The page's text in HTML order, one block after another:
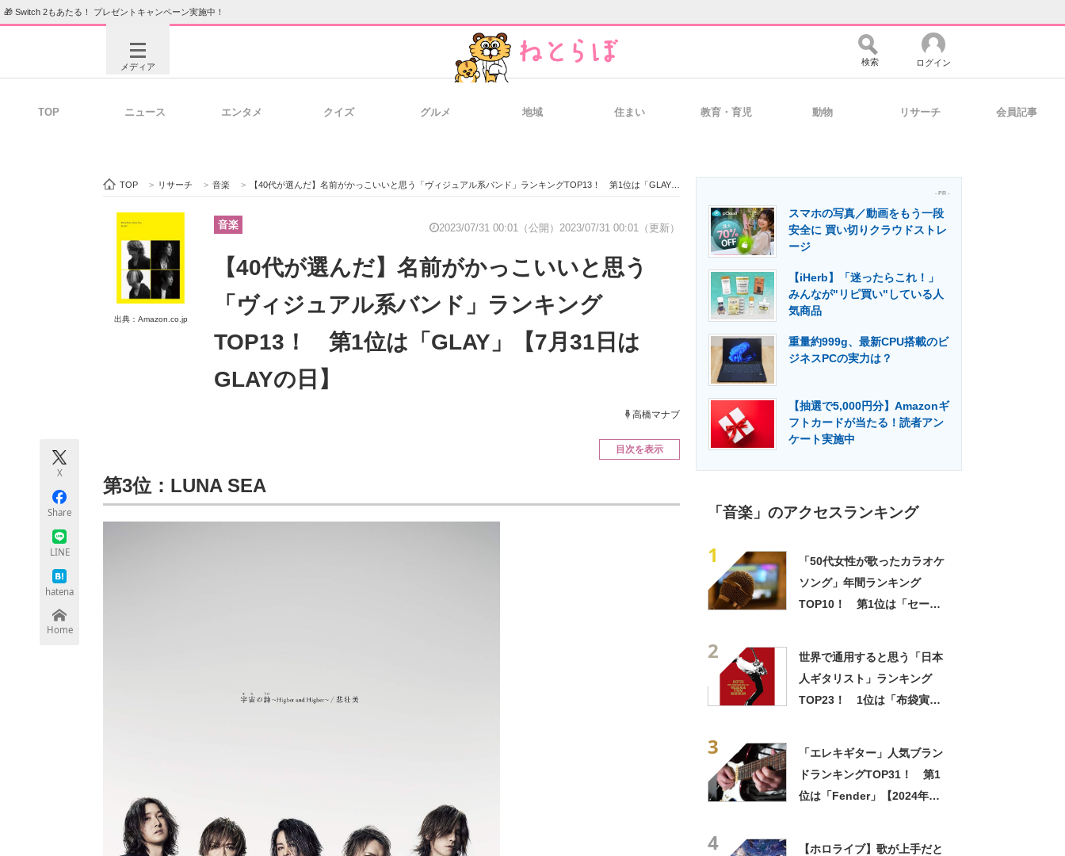
🎁 Switch 2もあたる！ プレゼントキャンペーン実施中！
メディア
ビジネスと働き方のヒント 経営リーダーのコミュニティ マーケ×ITの今がよく分かる
ITエンジニア向け専門サイト 企業向けIT製品の総合サイト 製造業のIT導入・活用を支援
エレクトロニクス専門サイト エネルギーの専門メディア 建設×テクノロジーの最前線
検索 ログイン
TOP ニュース エンタメ クイズ グルメ 地域 住まい 教育・育児 動物 リサーチ 会員記事
TOP > リサーチ > 音楽 > 【40代が選んだ】名前がかっこいいと思う「ヴィジュアル系バンド」ランキングTOP13！ 第1位は「GLAY」【7月31日はGLAYの日】
出典：Amazon.co.jp
音楽 2023/07/31 00:01（公開） 2023/07/31 00:01（更新）
【40代が選んだ】名前がかっこいいと思う
「ヴィジュアル系バンド」ランキング
TOP13！ 第1位は「GLAY」【7月31日は
GLAYの日】
高橋マナブ
X
Share
LINE
hatena
Home
目次を表示
第3位：LUNA SEA
- PR -
スマホの写真／動画をもう一段
安全に 買い切りクラウドストレ
ージ
【iHerb】「迷ったらこれ！」
みんなが"リピ買い"している人
気商品
重量約999g、最新CPU搭載のビ
ジネスPCの実力は？
【抽選で5,000円分】Amazonギ
フトカードが当たる！読者アン
ケート実施中
「音楽」のアクセスランキング
1
「50代女性が歌ったカラオケ
ソング」年間ランキング
TOP10！ 第1位は「セーラ
2
世界で通用すると思う「日本
人ギタリスト」ランキング
TOP23！ 1位は「布袋寅
3
「エレキギター」人気ブラン
ドランキングTOP31！ 第1
位は「Fender」【2024年最
4
【ホロライブ】歌が上手だと